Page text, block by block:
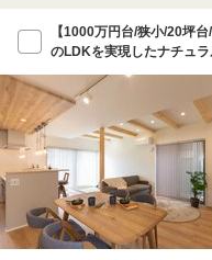
【1000万円台/狭小/20坪
のLDKを実現したナチュラ